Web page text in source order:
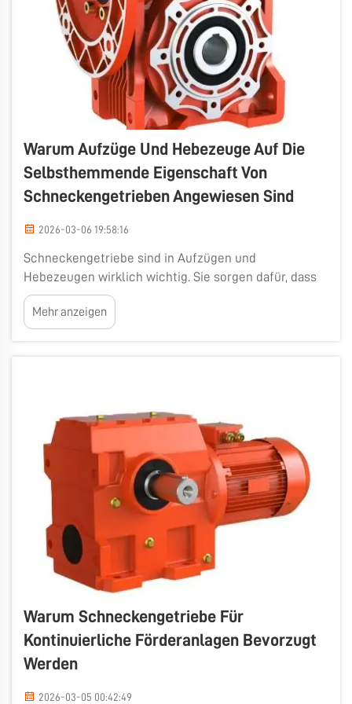
Warum Aufzüge Und Hebezeuge Auf Die
Selbsthemmende Eigenschaft Von
Schneckengetrieben Angewiesen Sind
2026-03-06 19:58:16
Schneckengetriebe sind in Aufzügen und
Hebezeugen wirklich wichtig. Sie sorgen dafür, dass
das Heben schwerer Lasten sicher und reibungslos
erfolgt. Eine bemerkenswerte Eigenschaft von
Schneckengetrieben ist ihre Selbsthemmung. Wenn
Mehr anzeigen
Warum Schneckengetriebe Für
Kontinuierliche Förderanlagen Bevorzugt
Werden
2026-03-05 00:42:49